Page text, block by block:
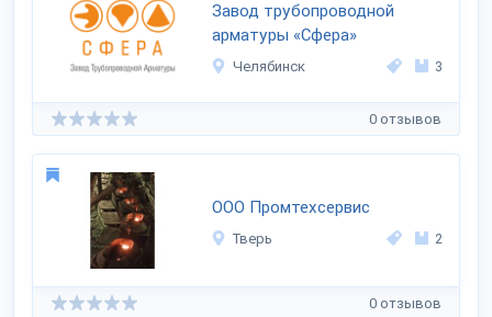
Завод трубопроводной
арматуры «Сфера»
Челябинск 3
0 отзывов
ООО Промтехсервис
Тверь 2
0 отзывов